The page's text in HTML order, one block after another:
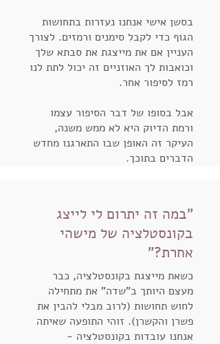
בסשן אישי אנחנו נעזרות בתחושות
הגוף כדי לקבל סימנים ורמזים. לצורך
העניין אם את מייצגת את סבתא שלך
וכואבות לך האוזניים זה יכול לתת לנו
רמז לסיפור אחר.
אבל בסופו של דבר הסיפור עצמו
ורמת הדיוק היא לא ממש משנה,
העיקר זה האופן שבו התארגנו מחדש
הדברים בתוכך.
"במה זה יתרום לי לייצג
בקונסטלציה של מישהי
אחרת?"
כשאת מייצגת בקונסטלציה, כבר
מעצם היותך ב"שדה" את מתחילה
לחוש תחושות (לרוב מבלי להבין את
פשרן והקשרן). זוהי התופעה שאיתה
אנחנו עובדות בקונסטלציה -